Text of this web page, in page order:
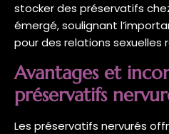
stocker des préservatifs
émergé, soulignant
pour des relations sexuelles
Avantages et
préservatifs
Les préservatifs nervurés